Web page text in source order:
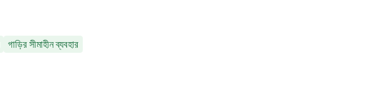
গাড়ির সীমাহীন ব্যবহার